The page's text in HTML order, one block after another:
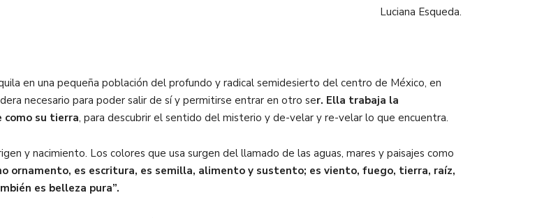
Luciana Esqueda.
en una pequeña población del profundo y radical semidesierto del centro de México, en
necesario para poder salir de sí y permitirse entrar en otro ser. Ella trabaja la
como su tierra, para descubrir el sentido del misterio y de-velar y re-velar lo que encuentra.
y nacimiento. Los colores que usa surgen del llamado de las aguas, mares y paisajes como
ornamento, es escritura, es semilla, alimento y sustento; es viento, fuego, tierra, raíz,
es belleza pura”.